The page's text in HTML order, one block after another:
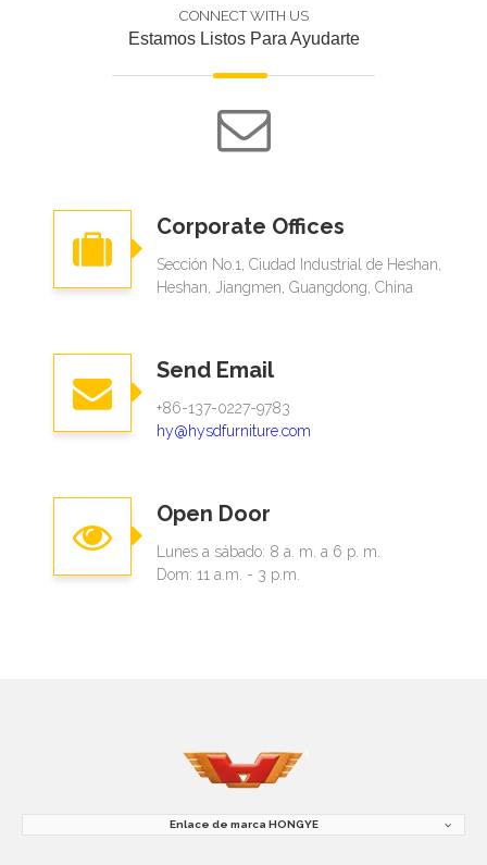
CONNECT WITH US
Estamos Listos Para Ayudarte
Corporate Offices
Sección No.1, Ciudad Industrial de Heshan,
Heshan, Jiangmen, Guangdong, China
Send Email
+86-137-0227-9783
hy@hysdfurniture.com
Open Door
Lunes a sábado: 8 a. m. a 6 p. m.
Dom: 11 a.m. - 3 p.m.
Enlace de marca HONGYE